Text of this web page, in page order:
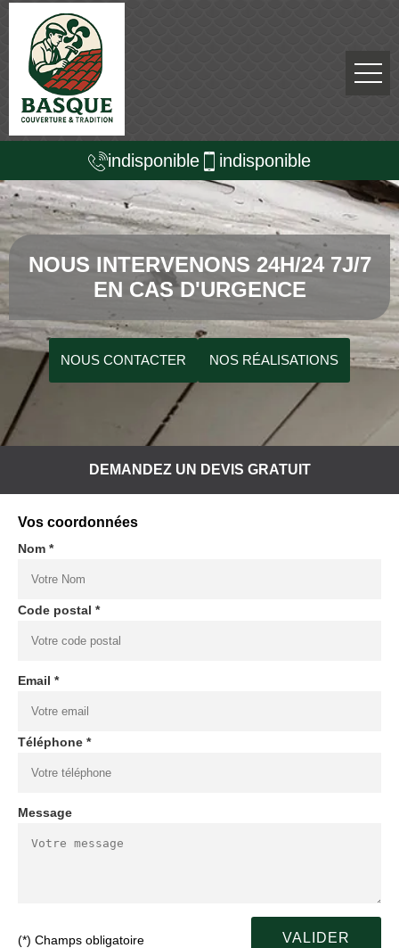
indisponible indisponible
NOUS INTERVENONS 24H/24 7J/7
EN CAS D'URGENCE
NOUS CONTACTER NOS RÉALISATIONS
DEMANDEZ UN DEVIS GRATUIT
Vos coordonnées
Nom *
Code postal *
Email *
Téléphone *
Message
(*) Champs obligatoire